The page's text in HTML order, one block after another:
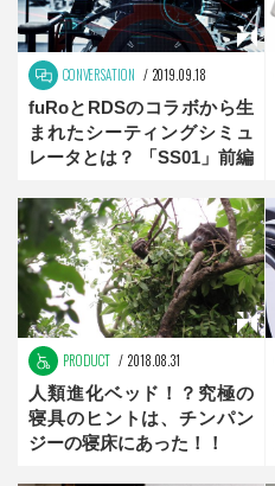
CONVERSATION 2019.09.18
fuRoとRDSのコラボから生
まれたシーティングシミュ
レータとは？ 「SS01」前編
PRODUCT 2018.08.31
人類進化ベッド！？究極の
寝具のヒントは、チンパン
ジーの寝床にあった！！